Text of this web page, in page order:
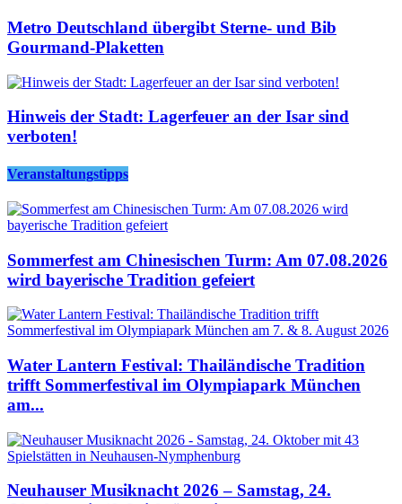
Metro Deutschland übergibt Sterne- und Bib
Gourmand-Plaketten
Hinweis der Stadt: Lagerfeuer an der Isar sind
verboten!
Veranstaltungstipps
Sommerfest am Chinesischen Turm: Am 07.08.2026
wird bayerische Tradition gefeiert
Water Lantern Festival: Thailändische Tradition
trifft Sommerfestival im Olympiapark München
am...
Neuhauser Musiknacht 2026 – Samstag, 24.